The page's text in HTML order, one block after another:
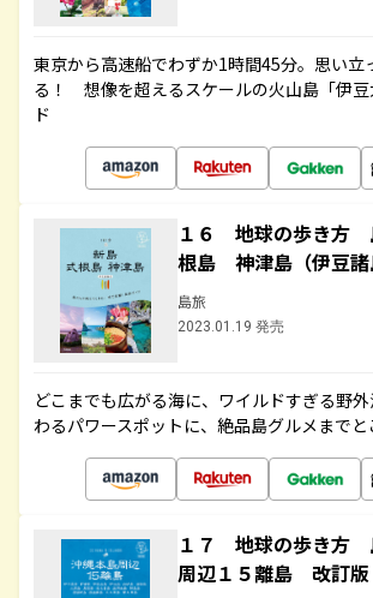
東京から高速船でわずか1時間45分。思い立
る！ 想像を超えるスケールの火山島「伊豆
ド
１６ 地球の歩き
根島 神津島（伊豆
島旅
2023.01.19 発売
どこまでも広がる海に、ワイルドすぎる野
わるパワースポットに、絶品島グルメまでと
１７ 地球の歩き方
周辺１５離島 改訂版